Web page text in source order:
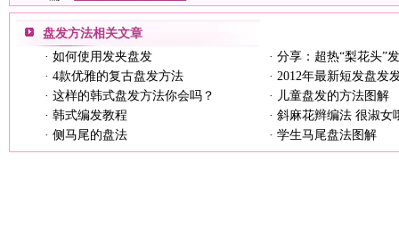
盘发方法相关文章
· 如何使用发夹盘发 · 分享：超热“梨花头”
· 4款优雅的复古盘发方法 · 2012年最新短发盘发
· 这样的韩式盘发方法你会吗？ · 儿童盘发的方法图解
· 韩式编发教程 · 斜麻花辫编法 很淑女
· 侧马尾的盘法 · 学生马尾盘法图解